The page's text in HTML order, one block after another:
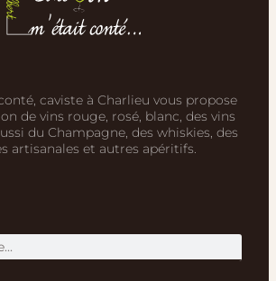
caviste à Charlieu vous propose
de vins rouge, rosé, blanc, des vins
du Champagne, des whiskies, des
artisanales et autres apéritifs.